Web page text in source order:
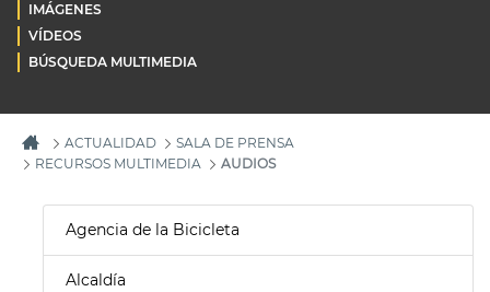
IMÁGENES
VÍDEOS
BÚSQUEDA MULTIMEDIA
ACTUALIDAD
SALA DE PRENSA
RECURSOS MULTIMEDIA
AUDIOS
Agencia de la Bicicleta
Alcaldía